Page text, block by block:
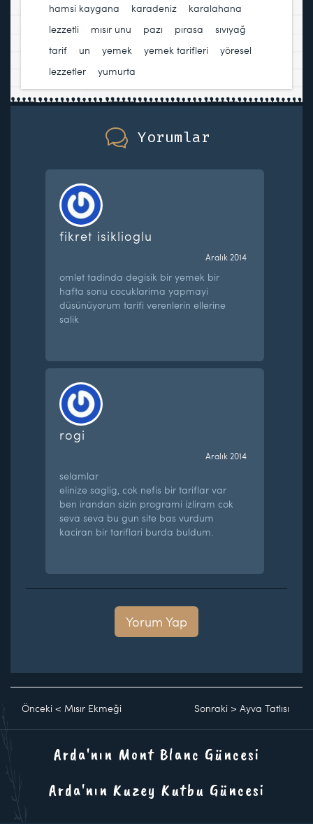
hamsi kaygana
karadeniz karalahana
lezzetli
mısır unu pazı pırasa sıvıyağ
tarif
un yemek yemek tarifleri
yöresel
lezzetler
yumurta
Yorumlar
fikret isiklioglu
Aralık 2014
omlet tadinda degisik bir yemek bir
hafta sonu cocuklarima yapmayi
düsünüyorum tarifi verenlerin ellerine
salik
rogi
Aralık 2014
selamlar
elinize saglig, cok nefis bir tariflar var
ben irandan sizin programi izliram cok
seva seva bu gun site bas vurdum
kaciran bir tariflari burda buldum.
Yorum Yap
Önceki < Mısır Ekmeği Sonraki >Ayva Tatlısı
Arda'nın Mont Blanc Güncesi
Arda'nın Kuzey Kutbu Güncesi